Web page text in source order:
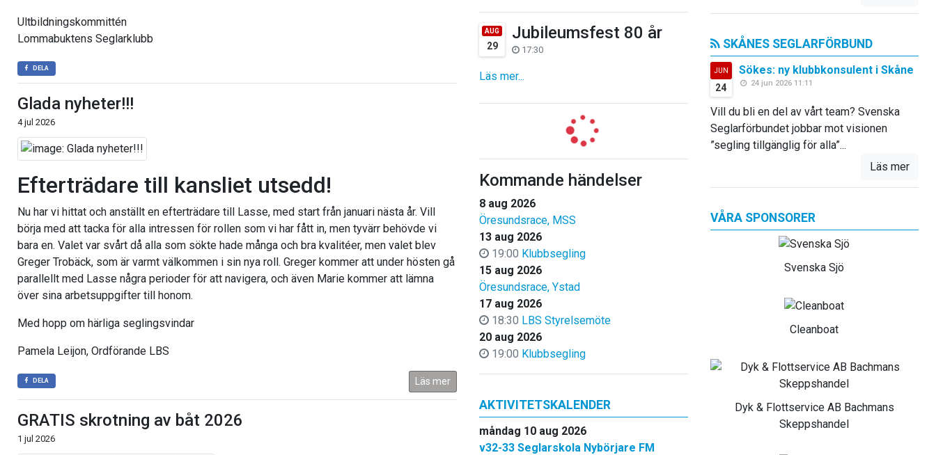
AUG
29
Jubileumsfest 80 år
17:30
Läs mer...
Kommande händelser
8 aug 2026
Öresundsrace, MSS
13 aug 2026
19:00 Klubbsegling
15 aug 2026
Öresundsrace, Ystad
17 aug 2026
18:30 LBS Styrelsemöte
20 aug 2026
19:00 Klubbsegling
AKTIVITETSKALENDER
måndag 10 aug 2026
v32-33 Seglarskola Nybörjare FM
Ultbildningskommittén
Lommabuktens Seglarklubb
DELA
Glada nyheter!!!
4 jul 2026
Efterträdare till kansliet utsedd!
Nu har vi hittat och anställt en efterträdare till Lasse, med start från januari nästa år. Vill
börja med att tacka för alla intressen för rollen som vi har fått in, men tyvärr behövde vi
bara en. Valet var svårt då alla som sökte hade många och bra kvalitéer, men valet blev
Greger Trobäck, som är varmt välkommen i sin nya roll. Greger kommer att under hösten gå
parallellt med Lasse några perioder för att navigera, och även Marie kommer att lämna
över sina arbetsuppgifter till honom.
Med hopp om härliga seglingsvindar
Pamela Leijon, Ordförande LBS
DELA Läs mer
GRATIS skrotning av båt 2026
1 jul 2026
SKÅNES SEGLARFÖRBUND
JUN
24
Sökes: ny klubbkonsulent i Skåne
24 jun 2026 11:11
Vill du bli en del av vårt team? Svenska
Seglarförbundet jobbar mot visionen
”segling tillgänglig för alla”...
Läs mer
VÅRA SPONSORER
Svenska Sjö
Cleanboat
Dyk & Flottservice AB Bachmans
Skeppshandel